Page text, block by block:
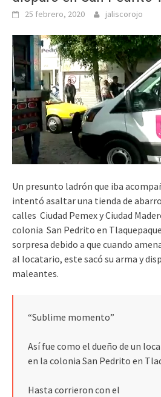
25 febrero, 2020 jaliscorojo
Un presunto ladrón que iba
intentó asaltar una tienda de
calles Ciudad Pemex y Ciudad
colonia San Pedrito en
sorpresa debido a que cuando
al locatario, este sacó su arma y
maleantes.
“Sublime momento”
Así fue como el dueño de un
en la colonia San Pedrito en
Hasta corrieron con el